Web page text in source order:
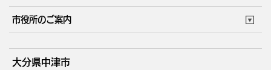
サイトマップ
市役所のご案内
庁舎地図 組織案内
大分県中津市